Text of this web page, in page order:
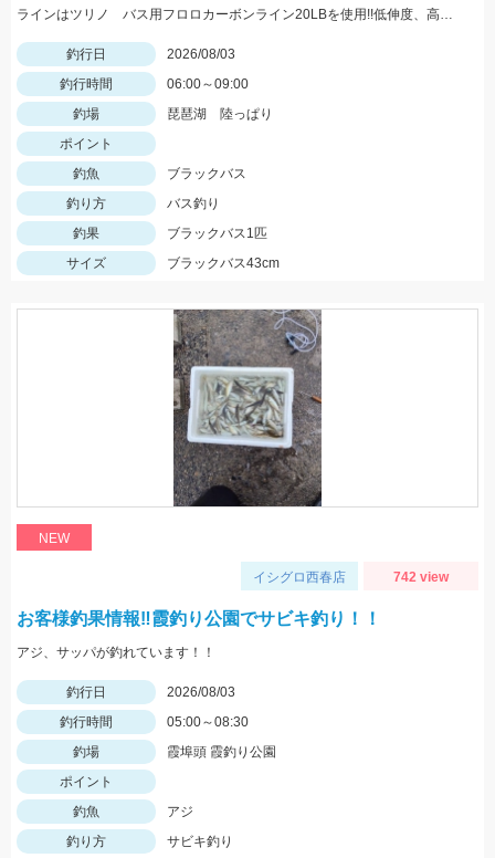
ラインはツリノ バス用フロロカーボンライン20LBを使用!!低伸度、高強度でカバーの釣りはこれで決まり♪
釣行日
2026/08/03
釣行時間
06:00～09:00
釣場
琵琶湖 陸っぱり
ポイント
釣魚
ブラックバス
釣り方
バス釣り
釣果
ブラックバス1匹
サイズ
ブラックバス43cm
NEW
イシグロ西春店 742 view
お客様釣果情報‼霞釣り公園でサビキ釣り！！
アジ、サッパが釣れています！！
釣行日
2026/08/03
釣行時間
05:00～08:30
釣場
霞埠頭 霞釣り公園
ポイント
釣魚
アジ
釣り方
サビキ釣り